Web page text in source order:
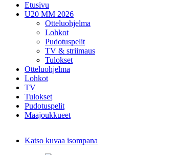
Etusivu
U20 MM 2026
Otteluohjelma
Lohkot
Pudotuspelit
TV & striimaus
Tulokset
Otteluohjelma
Lohkot
TV
Tulokset
Pudotuspelit
Maajoukkueet
Katso kuvaa isompana